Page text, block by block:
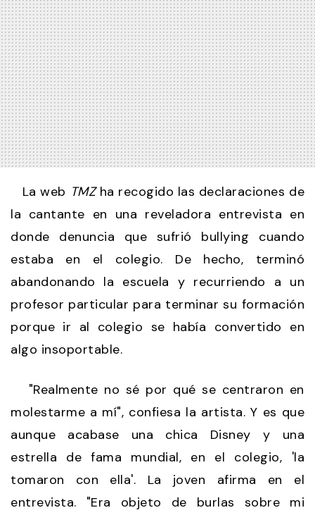
La web TMZha recogido las declaraciones de
la cantante en una reveladora entrevista en
donde denuncia que sufrió bullying cuando
estaba en el colegio. De hecho, terminó
abandonando la escuela y recurriendo a un
profesor particular para terminar su formación
porque ir al colegio se había convertido en
algo insoportable.
"Realmente no sé por qué se centraron en
molestarme a mí", confiesa la artista. Y es que
aunque acabase una chica Disney y una
estrella de fama mundial, en el colegio, 'la
tomaron con ella'. La joven afirma en el
entrevista. "Era objeto de burlas sobre mi